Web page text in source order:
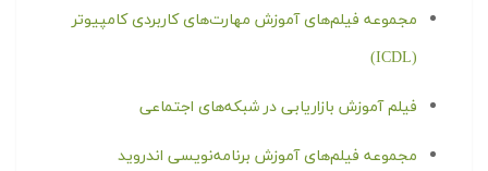
مجموعه فیلم‌های آموزش مهارت‌های کاربردی کامپیوتر
(ICDL)
فیلم آموزش بازاریابی در شبکه‌های اجتماعی
مجموعه فیلم‌های آموزش برنامه‌نویسی اندروید